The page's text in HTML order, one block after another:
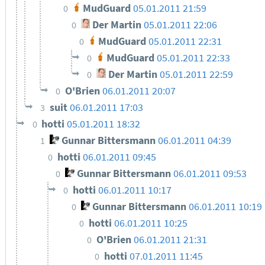
0 MudGuard 05.01.2011 21:59
0 Der Martin05.01.2011 22:06
0 MudGuard 05.01.2011 22:31
0 MudGuard 05.01.2011 22:33
0 Der Martin05.01.2011 22:59
0 O'Brien06.01.2011 20:07
3 suit06.01.2011 17:03
0 hotti05.01.2011 18:32
1 Gunnar Bittersmann 06.01.2011 04:39
0 hotti 06.01.2011 09:45
0 Gunnar Bittersmann06.01.2011 09:53
0 hotti06.01.2011 10:17
0 Gunnar Bittersmann06.01.2011 10:19
0 hotti 06.01.2011 10:25
0 O'Brien06.01.2011 21:31
0 hotti07.01.2011 11:45